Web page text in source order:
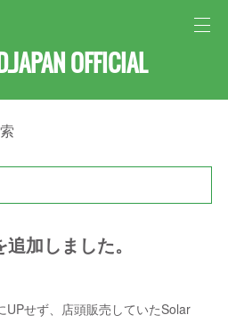
OFFICIAL
加しました。
UPせず、店頭販売していたSolar